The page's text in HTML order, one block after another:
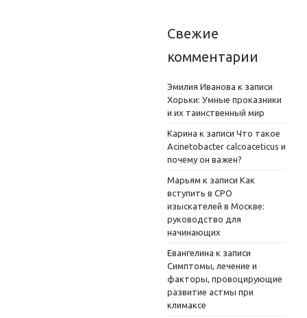
Свежие
комментарии
Эмилия Иванова к записи
Хорьки: Умные проказники
и их таинственный мир
Карина к записи Что такое
Acinetobacter calcoaceticus и
почему он важен?
Марьям к записи Как
вступить в СРО
изыскателей в Москве:
руководство для
начинающих
Евангелина к записи
Симптомы, лечение и
факторы, провоцирующие
развитие астмы при
климаксе